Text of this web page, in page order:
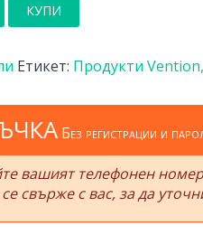
КУПИ
Етикет: Продукти
Без регистрации и
вашият телефонен
свърже с вас, за да